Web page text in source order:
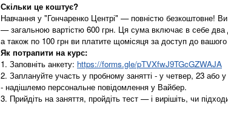
Скільки це коштує?
Навчання у "Гончаренко Центрі" — повністю безкоштовне!
— загальною вартістю 600 грн. Ця сума включає в себе два
а також по 100 грн ви платите щомісяця за доступ до вашого
Як потрапити на курс:
1. Заповніть анкету: https://forms.gle/pTVXfwJ9TGcGZWAJA
2. Заплануйте участь у пробному занятті - у четвер, 23
- надішлемо персональне повідомлення у Вайбер.
3. Прийдіть на заняття, пройдіть тест — і вирішіть, чи